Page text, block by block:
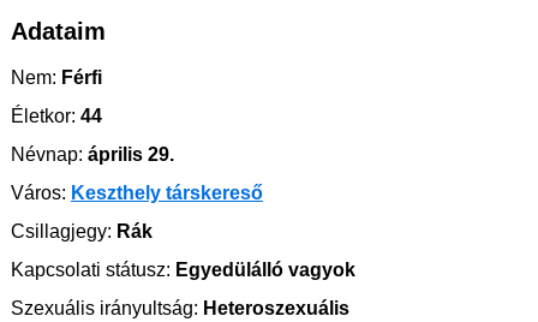
Adataim
Nem: Férfi
Életkor: 44
Névnap: április 29.
Város: Keszthely társkereső
Csillagjegy: Rák
Kapcsolati státusz: Egyedülálló vagyok
Szexuális irányultság: Heteroszexuális